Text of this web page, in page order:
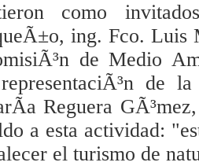
como
ing. Fco. Luis
de Medio
de
Reguera
a esta actividad:
el turismo de